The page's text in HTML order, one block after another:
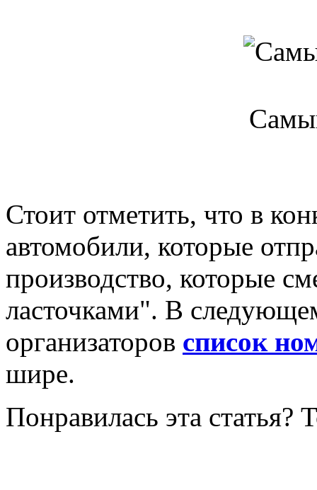
Стоит отметить, что в
автомобили, которые
производство, которые
ласточками". В
организаторов список
шире.
Понравилась эта статья?